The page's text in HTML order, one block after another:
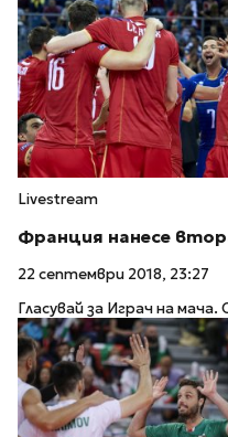
Livestream
Франция нанесе
22 септември 2018, 23:27
Гласувай за Играч на